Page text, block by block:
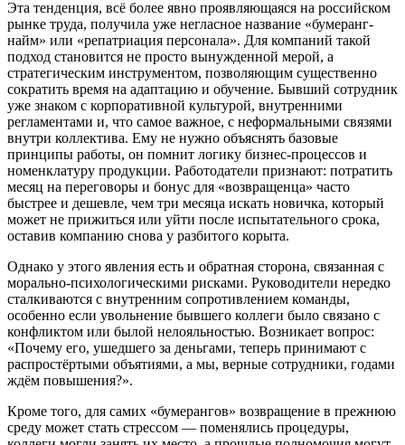
Эта тенденция, всё более явно проявляющаяся на российском
рынке труда, получила уже негласное название «бумеранг-
найм» или «репатриация персонала». Для компаний такой
подход становится не просто вынужденной мерой, а
стратегическим инструментом, позволяющим существенно
сократить время на адаптацию и обучение. Бывший сотрудник
уже знаком с корпоративной культурой, внутренними
регламентами и, что самое важное, с неформальными связями
внутри коллектива. Ему не нужно объяснять базовые
принципы работы, он помнит логику бизнес-процессов и
номенклатуру продукции. Работодатели признают: потратить
месяц на переговоры и бонус для «возвращенца» часто
быстрее и дешевле, чем три месяца искать новичка, который
может не прижиться или уйти после испытательного срока,
оставив компанию снова у разбитого корыта.
Однако у этого явления есть и обратная сторона, связанная с
морально-психологическими рисками. Руководители нередко
сталкиваются с внутренним сопротивлением команды,
особенно если увольнение бывшего коллеги было связано с
конфликтом или былой нелояльностью. Возникает вопрос:
«Почему его, ушедшего за деньгами, теперь принимают с
распростёртыми объятиями, а мы, верные сотрудники, годами
ждём повышения?».
Кроме того, для самих «бумерангов» возвращение в прежнюю
среду может стать стрессом — поменялись процедуры,